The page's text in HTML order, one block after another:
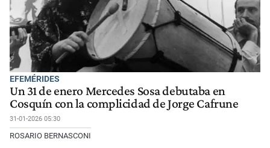
EFEMÉRIDES
Un 31 de enero Mercedes Sosa debutaba en
Cosquín con la complicidad de Jorge Cafrune
31-01-2026 05:30
ROSARIO BERNASCONI